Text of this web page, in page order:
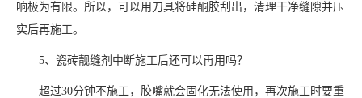
响极为有限。所以，可以用刀具将硅酮胶刮出，清理干净缝隙并压
实后再施工。
5、瓷砖靓缝剂中断施工后还可以再用吗？
超过30分钟不施工，胶嘴就会固化无法使用，再次施工时要重